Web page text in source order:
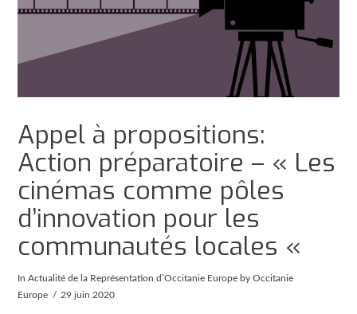
Appel à propositions:
Action préparatoire – « Les
cinémas comme pôles
d’innovation pour les
communautés locales «
InActualité de la Représentation d’Occitanie Europe by Occitanie
Europe
29 juin 2020